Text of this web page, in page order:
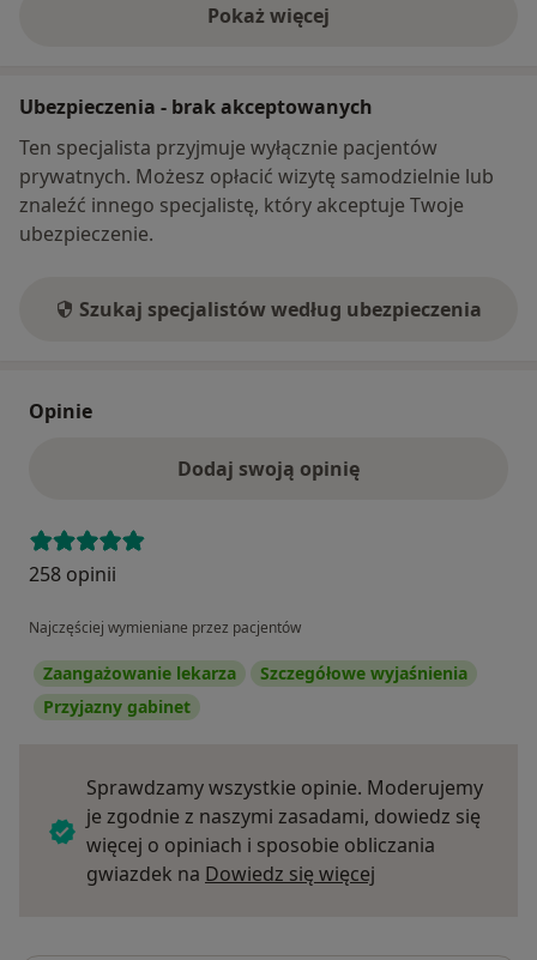
Pokaż więcej
o adresie
Ubezpieczenia - brak akceptowanych
Ten specjalista przyjmuje wyłącznie pacjentów
prywatnych. Możesz opłacić wizytę samodzielnie lub
znaleźć innego specjalistę, który akceptuje Twoje
ubezpieczenie.
Szukaj specjalistów według ubezpieczenia
Opinie
Dodaj swoją opinię
258 opinii
Najczęściej wymieniane przez pacjentów
Zaangażowanie lekarza
Szczegółowe wyjaśnienia
Przyjazny gabinet
Sprawdzamy wszystkie opinie. Moderujemy
je zgodnie z naszymi zasadami, dowiedz się
więcej o opiniach i sposobie obliczania
gwiazdek na Dowiedz się więcej